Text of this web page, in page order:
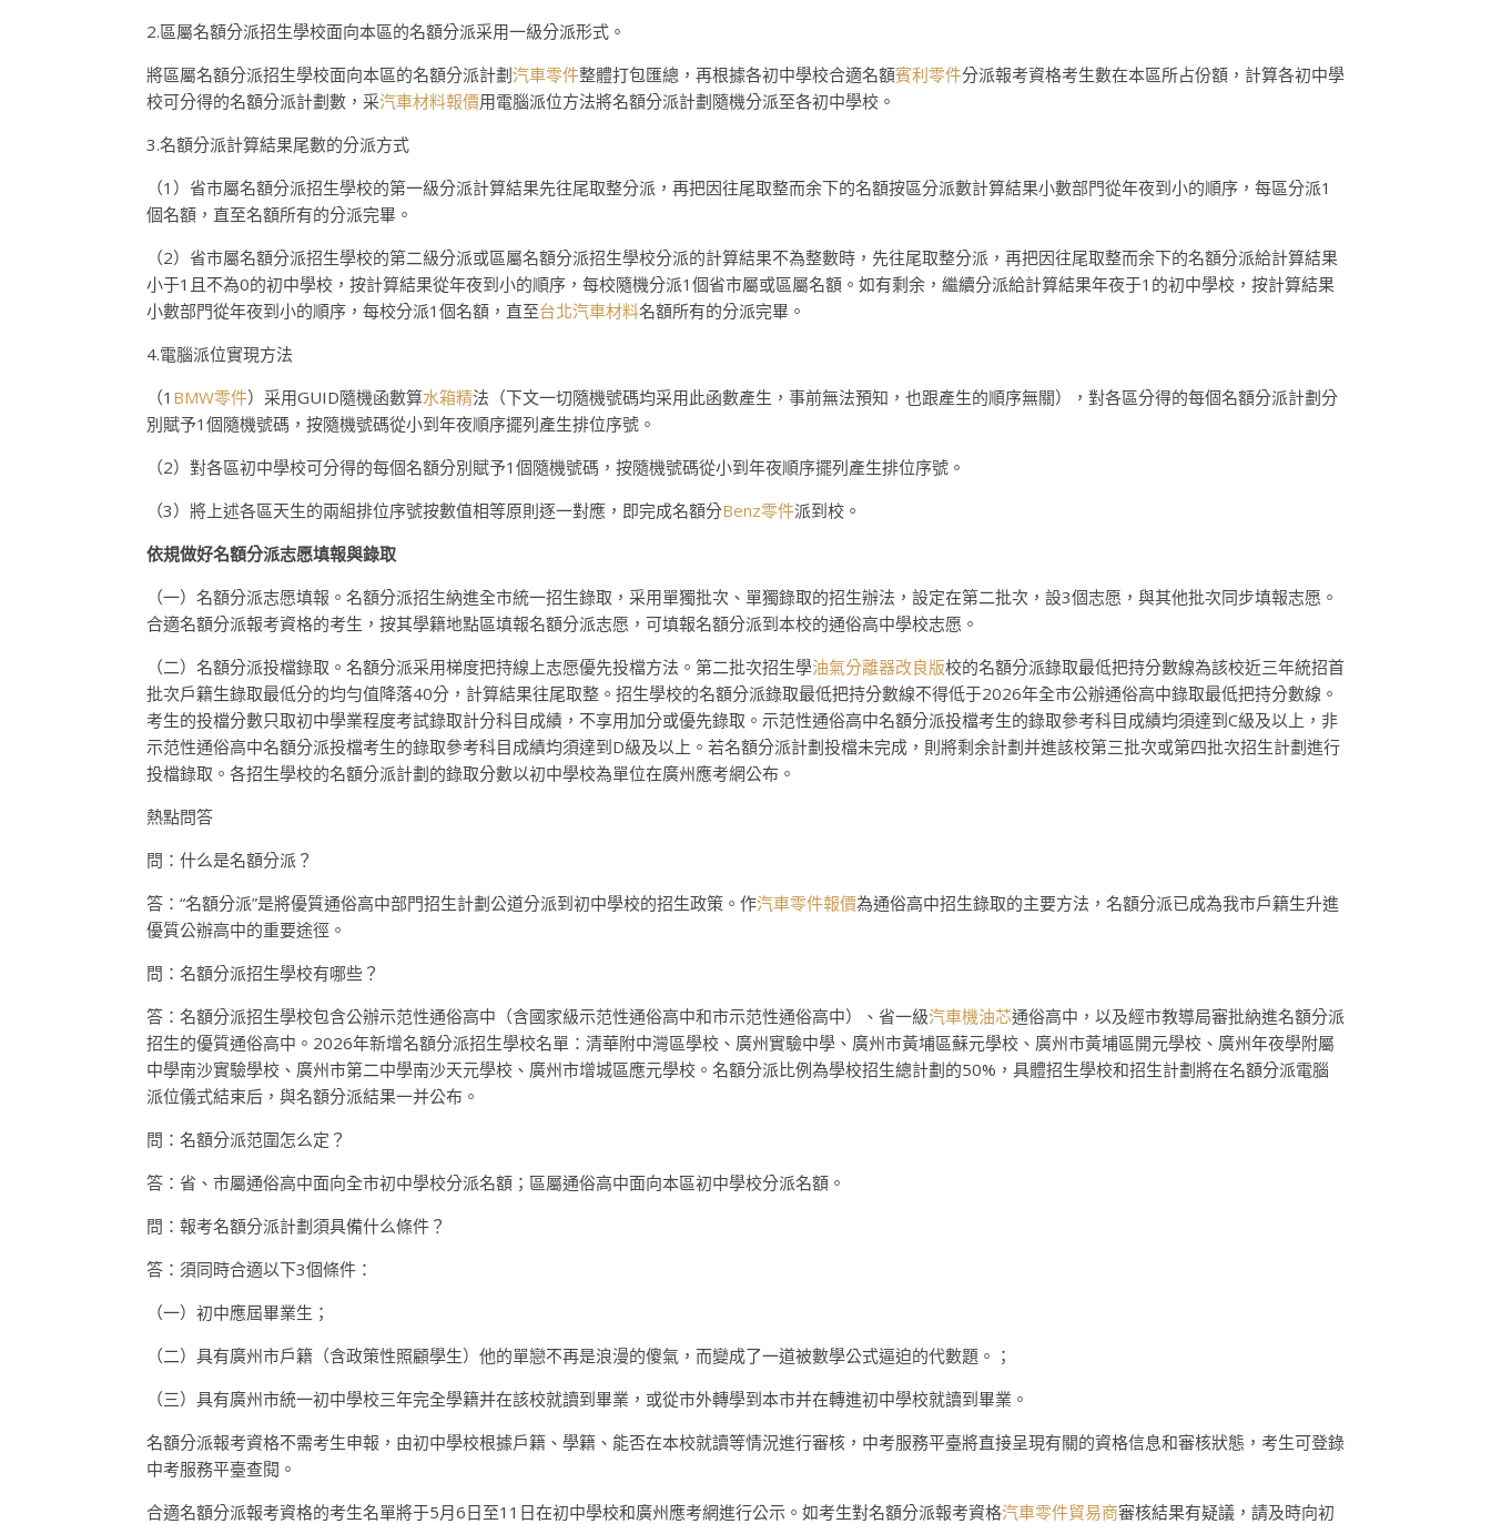
2.區屬名額分派招生學校面向本區的名額分派采用一級分派形式。
將區屬名額分派招生學校面向本區的名額分派計劃汽車零件整體打包匯總，再根據各初中學校合適名額賓利零件分派報考資格考生數在本區所占份額，計算各初中學
校可分得的名額分派計劃數，采汽車材料報價用電腦派位方法將名額分派計劃隨機分派至各初中學校。
3.名額分派計算結果尾數的分派方式
（1）省市屬名額分派招生學校的第一級分派計算結果先往尾取整分派，再把因往尾取整而余下的名額按區分派數計算結果小數部門從年夜到小的順序，每區分派1
個名額，直至名額所有的分派完畢。
（2）省市屬名額分派招生學校的第二級分派或區屬名額分派招生學校分派的計算結果不為整數時，先往尾取整分派，再把因往尾取整而余下的名額分派給計算結果
小于1且不為0的初中學校，按計算結果從年夜到小的順序，每校隨機分派1個省市屬或區屬名額。如有剩余，繼續分派給計算結果年夜于1的初中學校，按計算結果
小數部門從年夜到小的順序，每校分派1個名額，直至台北汽車材料名額所有的分派完畢。
4.電腦派位實現方法
（1 BMW零件）采用GUID隨機函數算水箱精法（下文一切隨機號碼均采用此函數產生，事前無法預知，也跟產生的順序無關），對各區分得的每個名額分派計劃分
別賦予1個隨機號碼，按隨機號碼從小到年夜順序擺列產生排位序號。
（2）對各區初中學校可分得的每個名額分別賦予1個隨機號碼，按隨機號碼從小到年夜順序擺列產生排位序號。
（3）將上述各區天生的兩組排位序號按數值相等原則逐一對應，即完成名額分Benz零件派到校。
依規做好名額分派志愿填報與錄取
（一）名額分派志愿填報。名額分派招生納進全市統一招生錄取，采用單獨批次、單獨錄取的招生辦法，設定在第二批次，設3個志愿，與其他批次同步填報志愿。
合適名額分派報考資格的考生，按其學籍地點區填報名額分派志愿，可填報名額分派到本校的通俗高中學校志愿。
（二）名額分派投檔錄取。名額分派采用梯度把持線上志愿優先投檔方法。第二批次招生學油氣分離器改良版校的名額分派錄取最低把持分數線為該校近三年統招首
批次戶籍生錄取最低分的均勻值降落40分，計算結果往尾取整。招生學校的名額分派錄取最低把持分數線不得低于2026年全市公辦通俗高中錄取最低把持分數線。
考生的投檔分數只取初中學業程度考試錄取計分科目成績，不享用加分或優先錄取。示范性通俗高中名額分派投檔考生的錄取參考科目成績均須達到C級及以上，非
示范性通俗高中名額分派投檔考生的錄取參考科目成績均須達到D級及以上。若名額分派計劃投檔未完成，則將剩余計劃并進該校第三批次或第四批次招生計劃進行
投檔錄取。各招生學校的名額分派計劃的錄取分數以初中學校為單位在廣州應考網公布。
熱點問答
問：什么是名額分派？
答：“名額分派”是將優質通俗高中部門招生計劃公道分派到初中學校的招生政策。作汽車零件報價為通俗高中招生錄取的主要方法，名額分派已成為我市戶籍生升進
優質公辦高中的重要途徑。
問：名額分派招生學校有哪些？
答：名額分派招生學校包含公辦示范性通俗高中（含國家級示范性通俗高中和市示范性通俗高中）、省一級汽車機油芯通俗高中，以及經市教導局審批納進名額分派
招生的優質通俗高中。2026年新增名額分派招生學校名單：清華附中灣區學校、廣州實驗中學、廣州市黃埔區蘇元學校、廣州市黃埔區開元學校、廣州年夜學附屬
中學南沙實驗學校、廣州市第二中學南沙天元學校、廣州市增城區應元學校。名額分派比例為學校招生總計劃的50%，具體招生學校和招生計劃將在名額分派電腦
派位儀式結束后，與名額分派結果一并公布。
問：名額分派范圍怎么定？
答：省、市屬通俗高中面向全市初中學校分派名額；區屬通俗高中面向本區初中學校分派名額。
問：報考名額分派計劃須具備什么條件？
答：須同時合適以下3個條件：
（一）初中應屆畢業生；
（二）具有廣州市戶籍（含政策性照顧學生）他的單戀不再是浪漫的傻氣，而變成了一道被數學公式逼迫的代數題。；
（三）具有廣州市統一初中學校三年完全學籍并在該校就讀到畢業，或從市外轉學到本市并在轉進初中學校就讀到畢業。
名額分派報考資格不需考生申報，由初中學校根據戶籍、學籍、能否在本校就讀等情況進行審核，中考服務平臺將直接呈現有關的資格信息和審核狀態，考生可登錄
中考服務平臺查閱。
合適名額分派報考資格的考生名單將于5月6日至11日在初中學校和廣州應考網進行公示。如考生對名額分派報考資格汽車零件貿易商審核結果有疑議，請及時向初